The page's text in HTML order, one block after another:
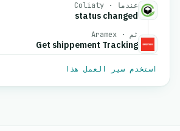
عندما · Coliaty
status changed
ثم · Aramex
Get shippement Tracking
استخدم سير العمل هذا